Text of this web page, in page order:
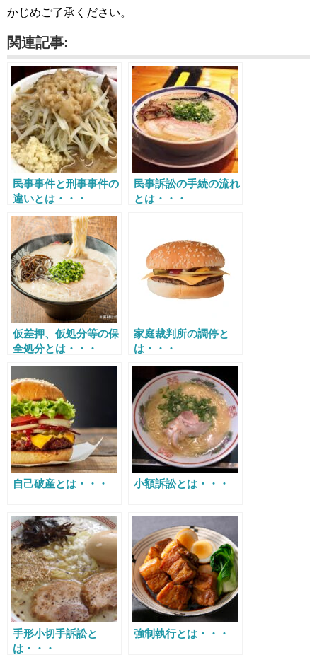
かじめご了承ください。
関連記事:
民事事件と刑事事件の
違いとは・・・
民事訴訟の手続の流れ
とは・・・
仮差押、仮処分等の保
全処分とは・・・
家庭裁判所の調停と
は・・・
自己破産とは・・・ 小額訴訟とは・・・
手形小切手訴訟と
は・・・
強制執行とは・・・